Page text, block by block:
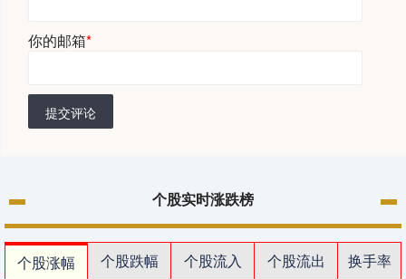
你的邮箱*
提交评论
个股实时涨跌榜
个股涨幅 个股跌幅 个股流入 个股流出
换手率